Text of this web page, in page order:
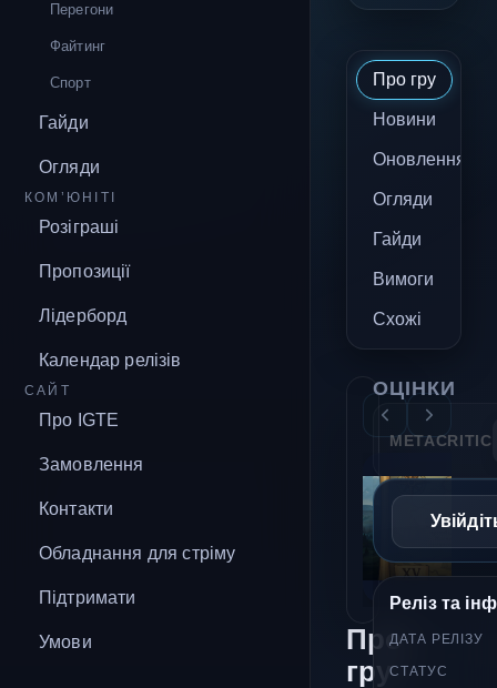
Перегони
Файтинг
Спорт
Гайди
Огляди
КОМ’ЮНІТІ
Розіграші
Пропозиції
Лідерборд
Календар релізів
САЙТ
Про IGTE
Замовлення
Контакти
Обладнання для стріму
Підтримати
Умови
Про гру
Новини
Оновлення
Огляди
Гайди
Вимоги
Схожі
Про
гру
ОЦІНКИ
METACRITIC
Реліз та
ДАТА РЕЛІЗУ
СТАТУС